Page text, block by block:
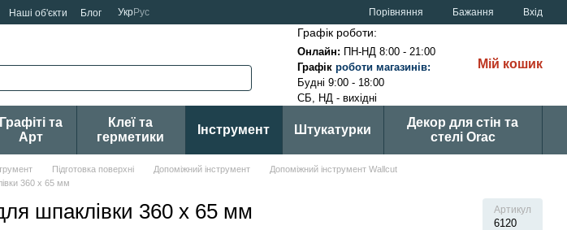
Наші об'єкти Блог УкрРус Порівняння Бажання Вхід
Графік роботи:
Онлайн: ПН-НД 8:00 - 21:00
Графік роботи магазинів:
Будні 9:00 - 18:00
СБ, НД - вихідні
Мій кошик
Графіті та
Арт
Клеї та
герметики
Інструмент Штукатурки
Декор для стін та
стелі Orac
Підготовка поверхні Допоміжний інструмент
Допоміжний інструмент Wallcut
360 х 65 мм
шпаклівки 360 х 65 мм Артикул
6120